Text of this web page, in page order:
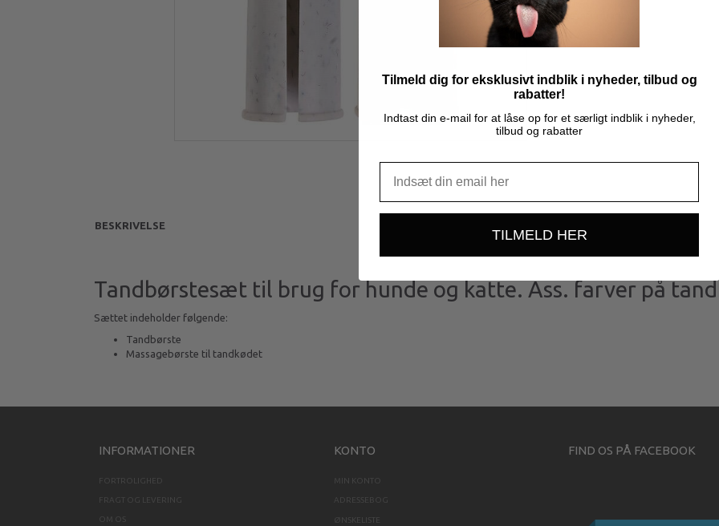
Mere information
BESKRIVELSE
Tandbørstesæt til brug for hunde og katte. Ass. farver på
Sættet indeholder følgende:
Tandbørste
Massagebørste til tandkødet
INFORMATIONER
FORTROLIGHED
FRAGT OG LEVERING
OM OS
KONTO
MIN KONTO
ADRESSEBOG
ØNSKELISTE
FIND OS PÅ FACEBOOK
Tilmeld dig for eksklusivt indblik i nyheder, tilbud og
rabatter!
Indtast din e-mail for at låse op for et særligt indblik i nyheder,
tilbud og rabatter
TILMELD HER